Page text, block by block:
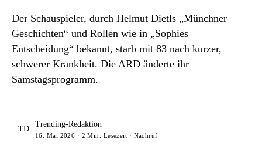
Der Schauspieler, durch Helmut Dietls „Münchner
Geschichten“ und Rollen wie in „Sophies
Entscheidung“ bekannt, starb mit 83 nach kurzer,
schwerer Krankheit. Die ARD änderte ihr
Samstagsprogramm.
TD
Trending-Redaktion
16. Mai 2026 · 2 Min. Lesezeit · Nachruf